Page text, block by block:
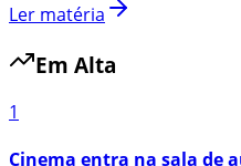
Ler matéria
Em Alta
1
Cinema entra na sala de